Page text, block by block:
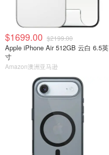
$1699.00 $2199.00
Apple iPhone Air 512GB 云白 6.5英
寸
Amazon澳洲亚马逊